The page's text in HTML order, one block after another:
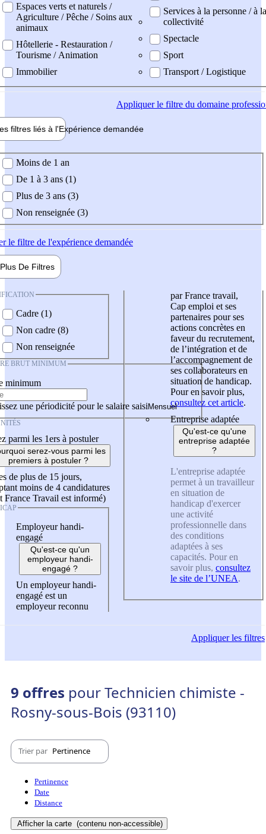
Espaces verts et naturels /
Agriculture / Pêche / Soins aux
animaux
Hôtellerie - Restauration /
Tourisme / Animation
Immobilier
Services à la personne / à la
collectivité
Spectacle
Sport
Transport / Logistique
Appliquerle filtre du domaine
filtres liés à l'Expérience demandée
demandée
Moins de 1 an
De 1 à 3 ans (1)
Plus de 3 ans (3)
Non renseignée (3)
le filtre de l'expérience demandée
Plus De Filtres
Cadre (1)
Non cadre (8)
Non renseignée
BRUT MINIMUM
minimum
une périodicité pour le salaire saisi
parmi les 1ers à postuler
serez-vous parmi les
premiers à postuler ?
de plus de 15 jours,
moins de 4 candidatures
France Travail est informé)
Employeur handi-
engagé
Qu'est-ce qu'un
employeur handi-
engagé ?
Un employeur handi-
engagé est un
employeur reconnu
par France travail,
Cap emploi et ses
partenaires pour ses
actions concrètes en
faveur du recrutement,
de l’intégration et de
l’accompagnement de
ses collaborateurs en
situation de handicap.
Pour en savoir plus,
consultez cet article.
Entreprise adaptée
Qu'est-ce qu'une
entreprise adaptée
?
L'entreprise adaptée
permet à un travailleur
en situation de
handicap d'exercer
une activité
professionnelle dans
des conditions
adaptées à ses
capacités. Pour en
savoir plus, consultez
le site de l’UNEA.
Appliquerles filtres
9 offres pour Technicien chimiste -
Rosny-sous-Bois (93110)
Trier par Pertinence
Pertinence
Date
Distance
Afficher la carte (contenu non-accessible)